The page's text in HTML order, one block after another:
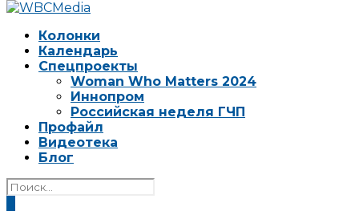
Колонки
Календарь
Спецпроекты
Woman Who Matters 2024
Иннопром
Российская неделя ГЧП
Профайл
Видеотека
Блог